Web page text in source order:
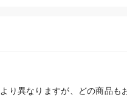
り異なりますが、どの商品